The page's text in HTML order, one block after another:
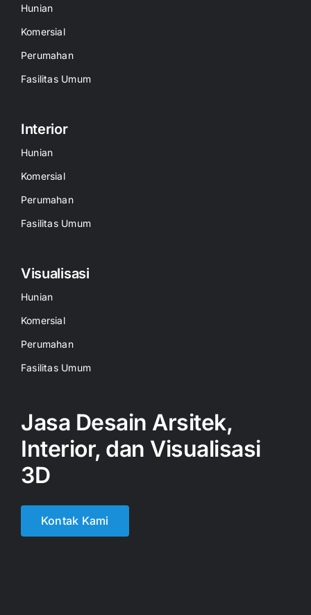
Hunian
Komersial
Perumahan
Fasilitas Umum
Interior
Hunian
Komersial
Perumahan
Fasilitas Umum
Visualisasi
Hunian
Komersial
Perumahan
Fasilitas Umum
Jasa Desain Arsitek,
Interior, dan Visualisasi
3D
Kontak Kami